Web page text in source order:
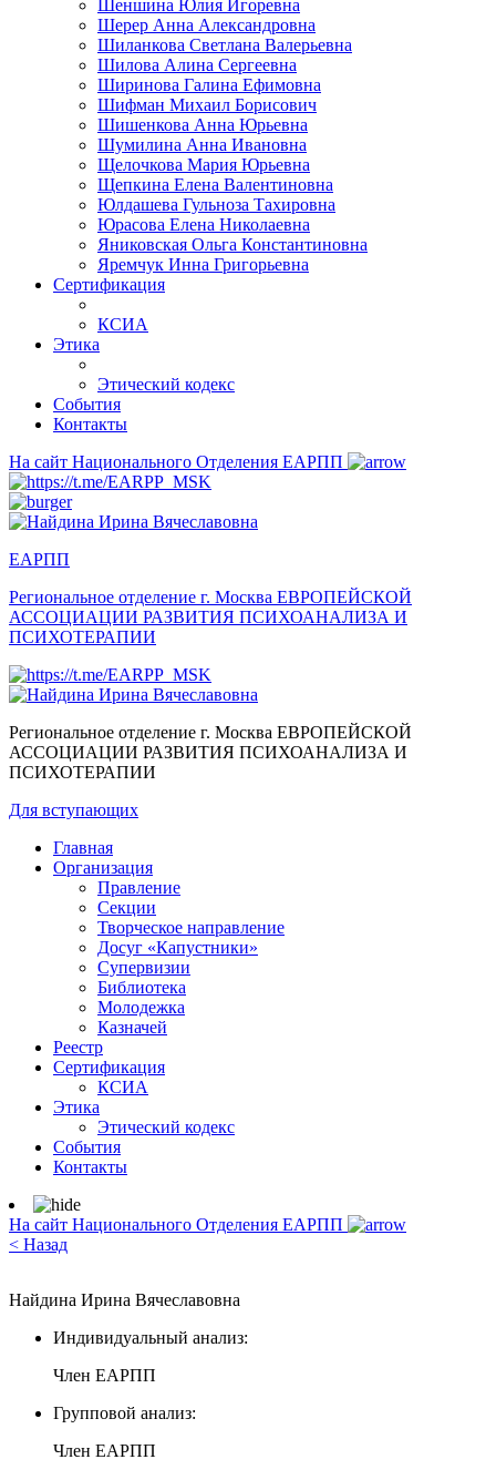
Шеншина Юлия Игоревна
Шерер Анна Александровна
Шиланкова Светлана Валерьевна
Шилова Алина Сергеевна
Ширинова Галина Ефимовна
Шифман Михаил Борисович
Шишенкова Анна Юрьевна
Шумилина Анна Ивановна
Щелочкова Мария Юрьевна
Щепкина Елена Валентиновна
Юлдашева Гульноза Тахировна
Юрасова Елена Николаевна
Яниковская Ольга Константиновна
Яремчук Инна Григорьевна
Сертификация
КСИА
Этика
Этический кодекс
События
Контакты
На сайт Национального Отделения ЕАРПП
ЕАРПП
Региональное отделение г. Москва ЕВРОПЕЙСКОЙ
АССОЦИАЦИИ РАЗВИТИЯ ПСИХОАНАЛИЗА И
ПСИХОТЕРАПИИ
Региональное отделение г. Москва ЕВРОПЕЙСКОЙ
АССОЦИАЦИИ РАЗВИТИЯ ПСИХОАНАЛИЗА И
ПСИХОТЕРАПИИ
Для вступающих
Главная
Организация
Правление
Секции
Творческое направление
Досуг «Капустники»
Супервизии
Библиотека
Молодежка
Казначей
Реестр
Сертификация
КСИА
Этика
Этический кодекс
События
Контакты
На сайт Национального Отделения ЕАРПП
< Назад
Найдина Ирина Вячеславовна
Индивидуальный анализ:
Член ЕАРПП
Групповой анализ:
Член ЕАРПП